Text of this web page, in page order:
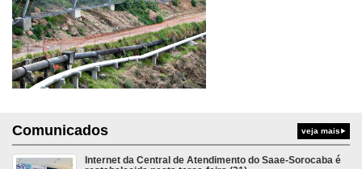
Comunicados veja mais
Internet da Central de Atendimento do Saae-Sorocaba é